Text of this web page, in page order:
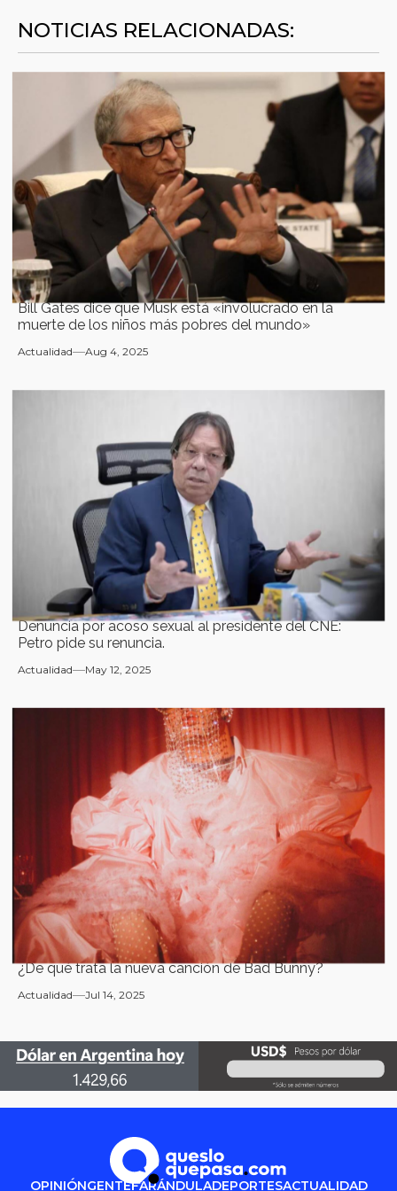
NOTICIAS RELACIONADAS:
Bill Gates dice que Musk está «involucrado en la
muerte de los niños más pobres del mundo»
Actualidad Aug 4, 2025
Denuncia por acoso sexual al presidente del CNE:
Petro pide su renuncia.
Actualidad May 12, 2025
¿De qué trata la nueva canción de Bad Bunny?
Actualidad Jul 14, 2025
OPINIÓNGENTEFARÁNDULADEPORTESACTUALIDAD